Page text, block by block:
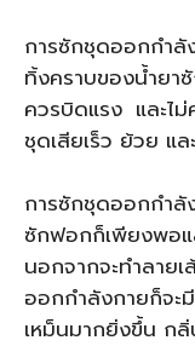
การซักชุดออกกำ
ทิ้งคราบของน้ำย
ควรบิดแรง และไม่
ชุดเสียเร็ว ย้วย แล
การซักชุดออกกำ
ซักฟอกก็เพียงพอแ
นอกจากจะทำลาย
ออกกำลังกายก็จะ
เหม็นมากยิ่งขึ้น ก